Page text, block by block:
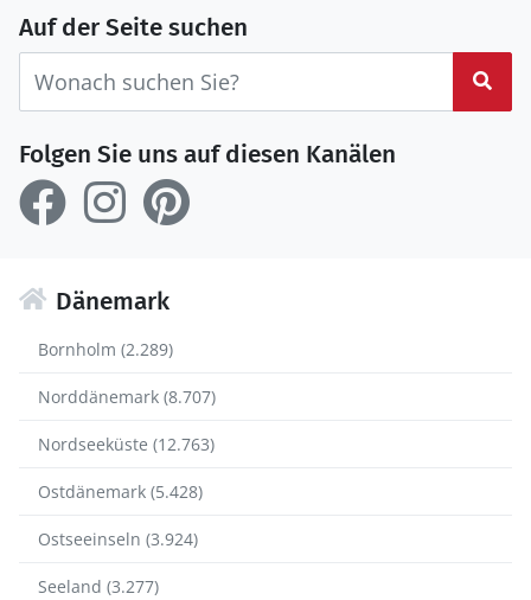
Auf der Seite suchen
Folgen Sie uns auf diesen Kanälen
Dänemark
Bornholm (2.289)
Norddänemark (8.707)
Nordseeküste (12.763)
Ostdänemark (5.428)
Ostseeinseln (3.924)
Seeland (3.277)